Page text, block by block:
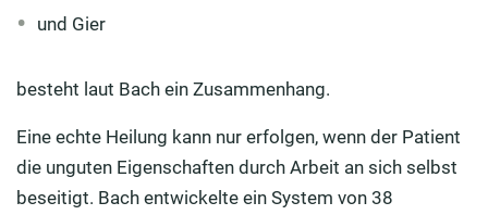
und Gier
besteht laut Bach ein Zusammenhang.
Eine echte Heilung kann nur erfolgen, wenn der Patient
die unguten Eigenschaften durch Arbeit an sich selbst
beseitigt. Bach entwickelte ein System von 38